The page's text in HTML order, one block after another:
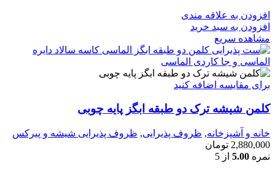
افزودن به علاقه مندی
افزودن به سبد خرید
مشاهده سریع
برای مقایسه اضافه کنید
کلمن شیشه ترک دو طبقه ابگز پایه چوبی
خانه و آشپزخانه, ظروف پذیرایی, ظروف پذیرایی شیشه و پیرکس
2,880,000 تومان
نمره 5.00 از 5